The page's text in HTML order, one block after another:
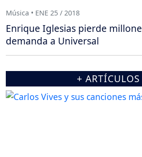
Música • ENE 25 / 2018
Enrique Iglesias pierde
demanda a Universal
+ ARTÍCULOS